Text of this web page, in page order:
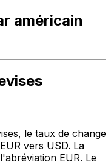
américain
le taux de change
vers USD. La
EUR. Le